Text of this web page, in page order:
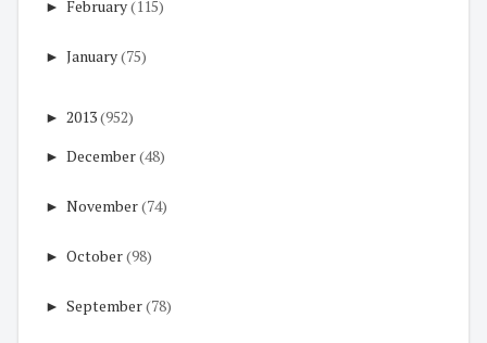
► February(115)
► January(75)
► 2013(952)
► December(48)
► November(74)
► October(98)
► September(78)